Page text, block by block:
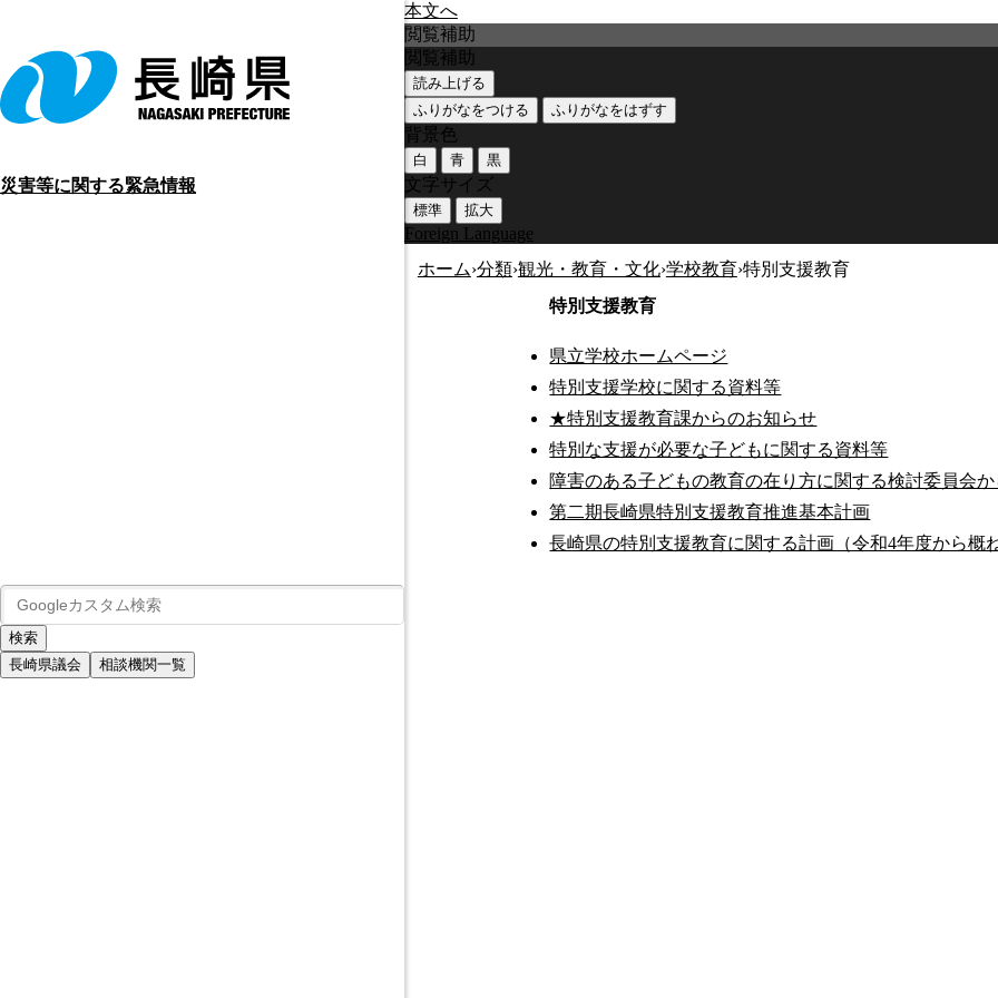
本文へ
災害等に関する緊急情報
長崎県議会 相談機関一覧
閲覧補助
閲覧補助
読み上げる
ふりがなをつける
ふりがなをはずす
背景色
白 青 黒
文字サイズ
標準 拡大
Foreign Language
ホーム›分類›観光・教育・文化›学校教育›特別支援教育
特別支援教育
県立学校ホームページ
特別支援学校に関する資料等
★特別支援教育課からのお知らせ
特別な支援が必要な子どもに関する資料等
障害のある子どもの教育の在り方に関する検討委員会
第二期長崎県特別支援教育推進基本計画
長崎県の特別支援教育に関する計画（令和4年度から概
公式SNS
このサイトについて 県庁案内 アンケート
長崎県庁